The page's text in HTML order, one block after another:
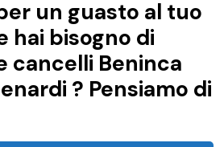
un guasto al tuo
hai bisogno di
cancelli Beninca
? Pensiamo di